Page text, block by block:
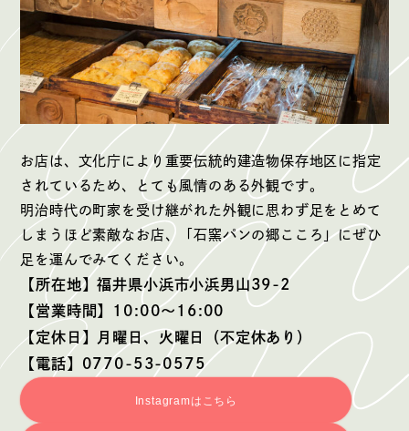
お店は、文化庁により重要伝統的建造物保存地区に指定
されているため、とても風情のある外観です。
明治時代の町家を受け継がれた外観に思わず足をとめて
しまうほど素敵なお店、「石窯パンの郷こころ」にぜひ
足を運んでみてください。
【所在地】福井県小浜市小浜男山39-2
【営業時間】10:00〜16:00
【定休日】月曜日、火曜日（不定休あり）
【電話】0770-53-0575
Instagramはこちら